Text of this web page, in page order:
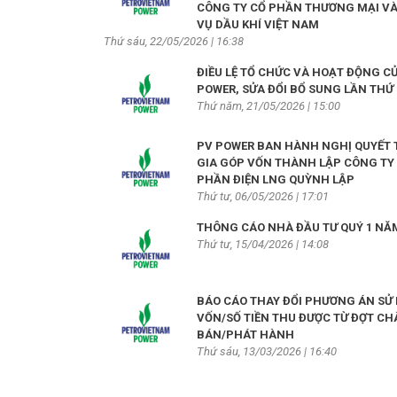
CÔNG TY CỔ PHẦN THƯƠNG MẠI
VỤ DẦU KHÍ VIỆT NAM
Thứ sáu, 22/05/2026 | 16:38
ĐIỀU LỆ TỔ CHỨC VÀ HOẠT ĐỘNG
POWER, SỬA ĐỔI BỔ SUNG LẦN THỨ
Thứ năm, 21/05/2026 | 15:00
PV POWER BAN HÀNH NGHỊ QUYẾT
GIA GÓP VỐN THÀNH LẬP CÔNG TY
PHẦN ĐIỆN LNG QUỲNH LẬP
Thứ tư, 06/05/2026 | 17:01
THÔNG CÁO NHÀ ĐẦU TƯ QUÝ 1
Thứ tư, 15/04/2026 | 14:08
BÁO CÁO THAY ĐỔI PHƯƠNG ÁN SỬ
VỐN/SỐ TIỀN THU ĐƯỢC TỪ ĐỢT
BÁN/PHÁT HÀNH
Thứ sáu, 13/03/2026 | 16:40